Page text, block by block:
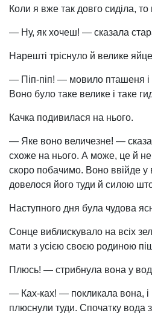
Коли я вже так довго сиділа,
— Ну, як хочеш! — сказала
Нарешті тріснуло й велике
— Піп-піп! — мовило пташеня і
Воно було таке велике і таке
Качка подивилася на нього.
— Яке воно величезне! —
схоже на нього. А може, це й
скоро побачимо. Воно ввійде у
довелося його туди й силою
Наступного дня була чудова
Сонце виблискувало на всіх
мати з усією своєю родиною
Плюсь! — стрибнула вона у
— Ках-ках! — покликала вона, і
плюснули туди. Спочатку вода